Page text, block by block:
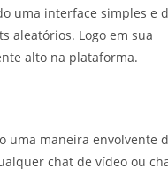
uma interface simples e
aleatórios. Logo em sua
alto na plataforma.
uma maneira envolvente
chat de vídeo ou